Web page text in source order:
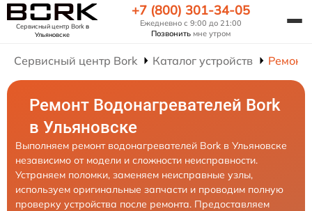
Сервисный центр Borkв
Ульяновске
+7 (800) 301-34-05
Ежедневно с 9:00 до 21:00
Позвонить мне утром
Сервисный центр Bork Каталог устройств Ремонт
Ремонт Водонагревателей Bork
в Ульяновске
Выполняем ремонт водонагревателей Bork в Ульяновске
независимо от модели и сложности неисправности.
Устраняем поломки, заменяем неисправные узлы,
используем оригинальные запчасти и проводим полную
проверку устройства после ремонта. Предоставляем